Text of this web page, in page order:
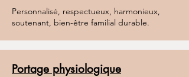
Personnalisé, respectueux, harmonieux,
soutenant, bien-être familial durable.
Portage physiologique